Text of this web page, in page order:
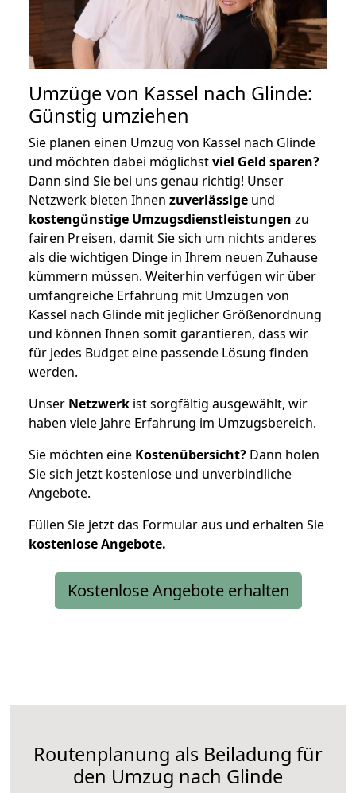
Umzüge von Kassel nach Glinde:
Günstig umziehen
Sie planen einen Umzug von Kassel nach Glinde
und möchten dabei möglichstviel Geld sparen?
Dann sind Sie bei uns genau richtig! Unser
Netzwerk bieten Ihnen zuverlässige und
kostengünstige Umzugsdienstleistungen zu
fairen Preisen, damit Sie sich um nichts anderes
als die wichtigen Dinge in Ihrem neuen Zuhause
kümmern müssen. Weiterhin verfügen wir über
umfangreiche Erfahrung mit Umzügen von
Kassel nach Glinde mit jeglicher Größenordnung
und können Ihnen somit garantieren, dass wir
für jedes Budget eine passende Lösung finden
werden.
Unser Netzwerk ist sorgfältig ausgewählt, wir
haben viele Jahre Erfahrung im Umzugsbereich.
Sie möchten eine Kostenübersicht? Dann holen
Sie sich jetzt kostenlose und unverbindliche
Angebote.
Füllen Sie jetzt das Formular aus und erhalten Sie
kostenloseAngebote.
Kostenlose Angebote erhalten
Routenplanung als Beiladung für
den Umzug nach Glinde